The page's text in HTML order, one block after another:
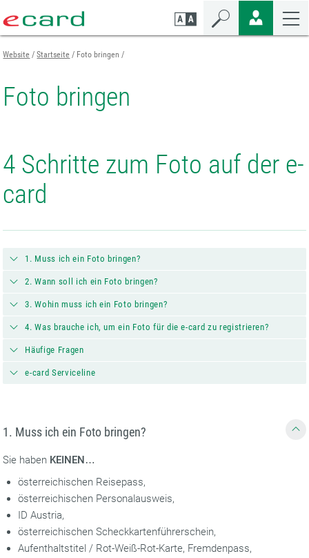
Seiteninhalt
springen
Navigation
springen
Mobilen
Navigation
springen
Website Startseite Foto bringen
Foto bringen
4 Schritte zum Foto auf der e-
card
1. Muss ich ein Foto bringen?
2. Wann soll ich ein Foto bringen?
3. Wohin muss ich ein Foto bringen?
4. Was brauche ich, um ein Foto für die e-card zu registrieren?
Häufige Fragen
e-card Serviceline
1. Muss ich ein Foto bringen?
Sie haben KEINEN…
österreichischen Reisepass,
österreichischen Personalausweis,
ID Austria,
österreichischen Scheckkartenführerschein,
Aufenthaltstitel / Rot-Weiß-Rot-Karte, Fremdenpass,